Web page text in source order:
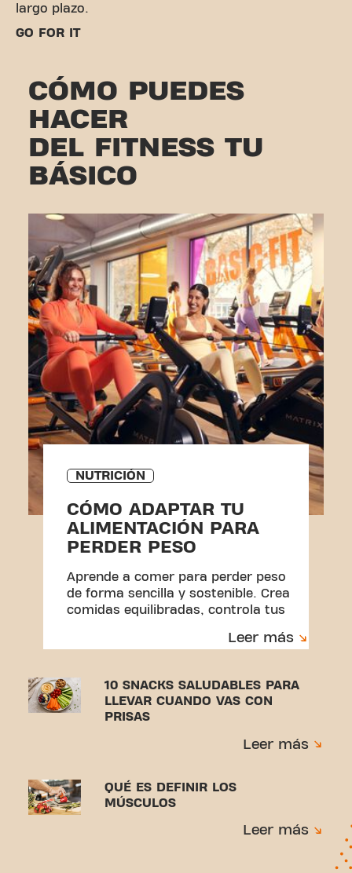
largo plazo.
GO FOR IT
CÓMO PUEDES
HACER
DEL FITNESS TU
BÁSICO
NUTRICIÓN
CÓMO ADAPTAR TU
ALIMENTACIÓN PARA
PERDER PESO
Aprende a comer para perder peso
de forma sencilla y sostenible. Crea
comidas equilibradas, controla tus
Leer más
10 SNACKS SALUDABLES PARA
LLEVAR CUANDO VAS CON
PRISAS
Leer más
QUÉ ES DEFINIR LOS
MÚSCULOS
Leer más